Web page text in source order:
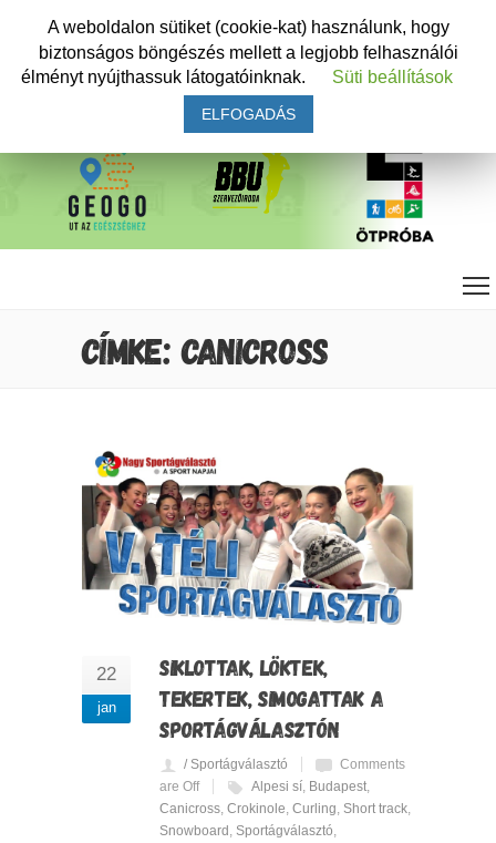
CÍMKE: CANICROSS
22
jan
SIKLOTTAK, LÖKTEK,
TEKERTEK, SIMOGATTAK A
SPORTÁGVÁLASZTÓN
/ Sportágválasztó
Comments
are Off
Alpesi sí Budapest
Canicross Crokinole Curling Short track
Snowboard Sportágválasztó
A weboldalon sütiket (cookie-kat) használunk, hogy
biztonságos böngészés mellett a legjobb felhasználói
élményt nyújthassuk látogatóinknak.
Süti beállítások
ELFOGADÁS